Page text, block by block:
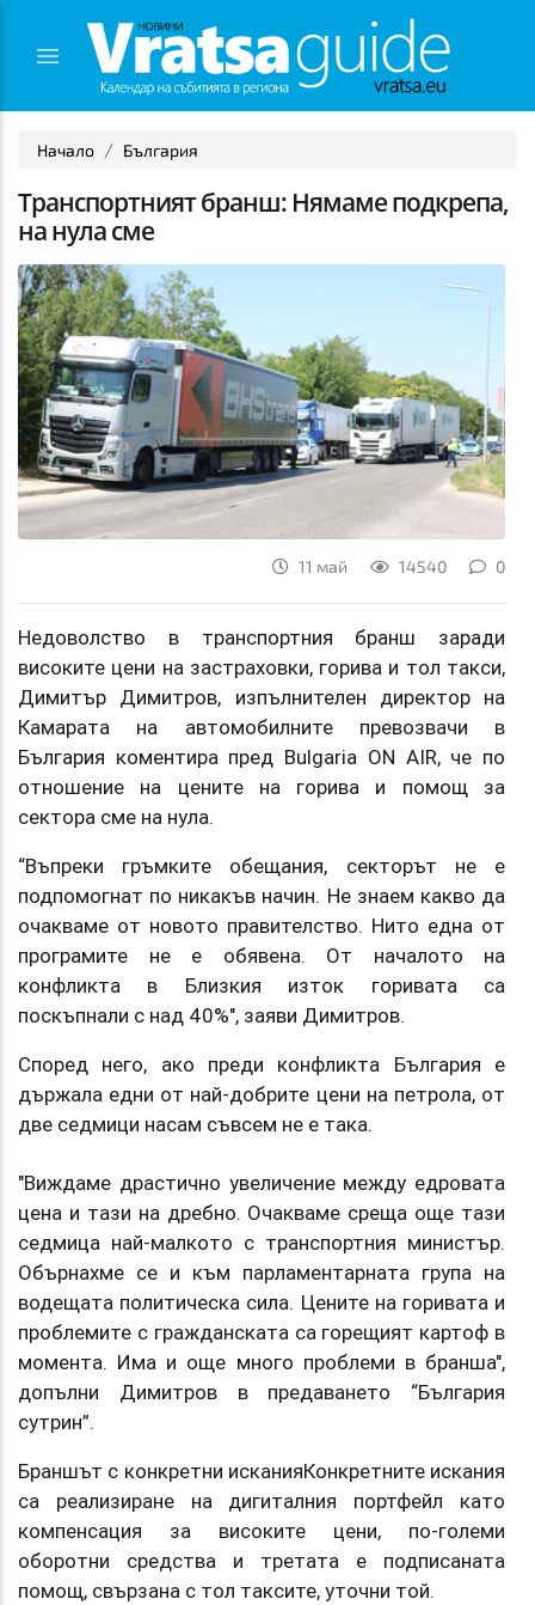
Начало България
Транспортният бранш: Нямаме подкрепа,
на нула сме
11 май 14540 0
Недоволство в транспортния бранш заради
високите цени на застраховки, горива и тол такси,
Димитър Димитров, изпълнителен директор на
Камарата на автомобилните превозвачи в
България коментира пред Bulgaria ON AIR, че по
отношение на цените на горива и помощ за
сектора сме на нула.
“Въпреки гръмките обещания, секторът не е
подпомогнат по никакъв начин. Не знаем какво да
очакваме от новото правителство. Нито една от
програмите не е обявена. От началото на
конфликта в Близкия изток горивата са
поскъпнали с над 40%", заяви Димитров.
Според него, ако преди конфликта България е
държала едни от най-добрите цени на петрола, от
две седмици насам съвсем не е така.
"Виждаме драстично увеличение между едровата
цена и тази на дребно. Очакваме среща още тази
седмица най-малкото с транспортния министър.
Обърнахме се и към парламентарната група на
водещата политическа сила. Цените на горивата и
проблемите с гражданската са горещият картоф в
момента. Има и още много проблеми в бранша",
допълни Димитров в предаването “България
сутрин”.
Браншът с конкретни исканияКонкретните искания
са реализиране на дигиталния портфейл като
компенсация за високите цени, по-големи
оборотни средства и третата е подписаната
помощ, свързана с тол таксите, уточни той.